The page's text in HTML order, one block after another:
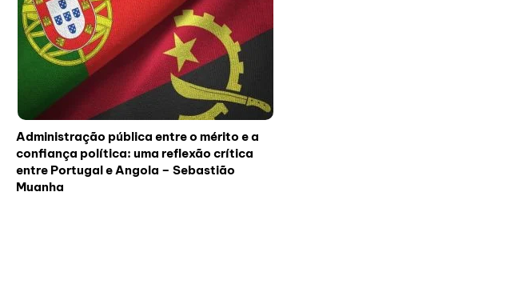
Administração pública entre o mérito e a
confiança política: uma reflexão crítica
entre Portugal e Angola – Sebastião
Muanha